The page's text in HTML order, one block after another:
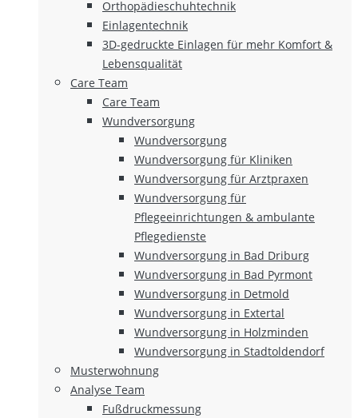
Orthopädieschuhtechnik
Einlagentechnik
3D-gedruckte Einlagen für mehr Komfort &
Lebensqualität
Care Team
Care Team
Wundversorgung
Wundversorgung
Wundversorgung für Kliniken
Wundversorgung für Arztpraxen
Wundversorgung für
Pflegeeinrichtungen & ambulante
Pflegedienste
Wundversorgung in Bad Driburg
Wundversorgung in Bad Pyrmont
Wundversorgung in Detmold
Wundversorgung in Extertal
Wundversorgung in Holzminden
Wundversorgung in Stadtoldendorf
Musterwohnung
Analyse Team
Fußdruckmessung